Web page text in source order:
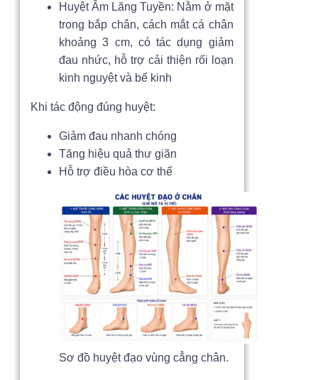
Huyệt Âm Lăng Tuyền: Nằm ở mặt
trong bắp chân, cách mắt cá chân
khoảng 3 cm, có tác dụng giảm
đau nhức, hỗ trợ cải thiện rối loạn
kinh nguyệt và bế kinh
Khi tác động đúng huyệt:
Giảm đau nhanh chóng
Tăng hiệu quả thư giãn
Hỗ trợ điều hòa cơ thể
Sơ đồ huyệt đạo vùng cẳng chân.